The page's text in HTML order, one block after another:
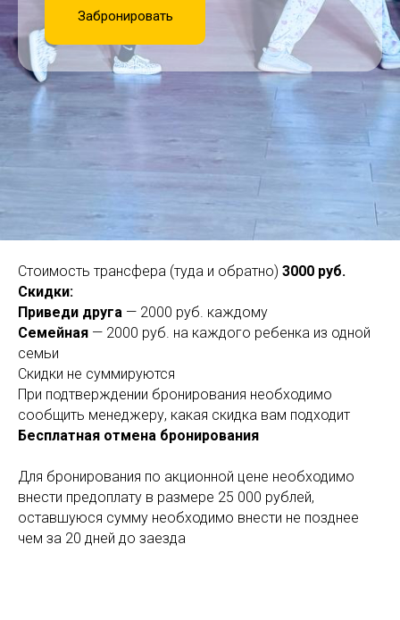
Забронировать
Стоимость трансфера (туда и обратно) 3000 руб.
Скидки:
Приведи друга — 2000 руб. каждому
Семейная — 2000 руб. на каждого ребенка из одной
семьи
Скидки не суммируются
При подтверждении бронирования необходимо
сообщить менеджеру, какая скидка вам подходит
Бесплатная отмена бронирования
Для бронирования по акционной цене необходимо
внести предоплату в размере 25 000 рублей,
оставшуюся сумму необходимо внести не позднее
чем за 20 дней до заезда